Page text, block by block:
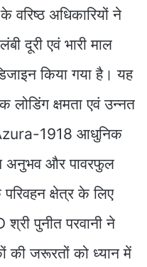
वरिष्ठ अधिकारियों ने
दूरी एवं भारी माल
किया गया है। यह
क्षमता एवं उन्नत
1918 आधुनिक
अनुभव और पावरफुल
क्षेत्र के लिए
पुनीत परवानी ने
की जरूरतों को ध्यान में